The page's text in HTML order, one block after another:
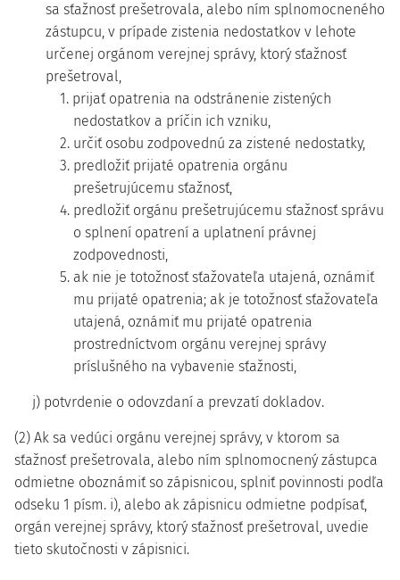
sa sťažnosť prešetrovala, alebo ním splnomocneného
zástupcu, v prípade zistenia nedostatkov v lehote
určenej orgánom verejnej správy, ktorý sťažnosť
prešetroval,
1. prijať opatrenia na odstránenie zistených
nedostatkov a príčin ich vzniku,
2. určiť osobu zodpovednú za zistené nedostatky,
3. predložiť prijaté opatrenia orgánu
prešetrujúcemu sťažnosť,
4. predložiť orgánu prešetrujúcemu sťažnosť správu
o splnení opatrení a uplatnení právnej
zodpovednosti,
5. ak nie je totožnosť sťažovateľa utajená, oznámiť
mu prijaté opatrenia; ak je totožnosť sťažovateľa
utajená, oznámiť mu prijaté opatrenia
prostredníctvom orgánu verejnej správy
príslušného na vybavenie sťažnosti,
j) potvrdenie o odovzdaní a prevzatí dokladov.
(2) Ak sa vedúci orgánu verejnej správy, v ktorom sa
sťažnosť prešetrovala, alebo ním splnomocnený zástupca
odmietne oboznámiť so zápisnicou, splniť povinnosti podľa
odseku 1 písm. i), alebo ak zápisnicu odmietne podpísať,
orgán verejnej správy, ktorý sťažnosť prešetroval, uvedie
tieto skutočnosti v zápisnici.